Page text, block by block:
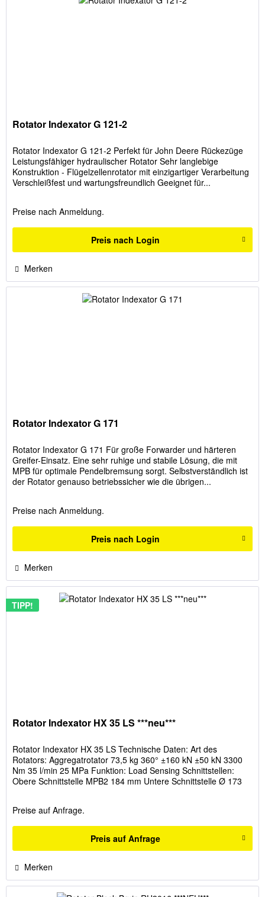
Rotator Indexator G 121-2
Rotator Indexator G 121-2 Perfekt für John Deere Rückezüge
Leistungsfähiger hydraulischer Rotator Sehr langlebige
Konstruktion - Flügelzellenrotator mit einzigartiger Verarbeitung
Verschleißfest und wartungsfreundlich Geeignet für...
Preise nach Anmeldung.
Preis nach Login
Merken
Rotator Indexator G 171
Rotator Indexator G 171 Für große Forwarder und härteren
Greifer-Einsatz. Eine sehr ruhige und stabile Lösung, die mit
MPB für optimale Pendelbremsung sorgt. Selbstverständlich ist
der Rotator genauso betriebssicher wie die übrigen...
Preise nach Anmeldung.
Preis nach Login
Merken
TIPP!
Rotator Indexator HX 35 LS ***neu***
Rotator Indexator HX 35 LS Technische Daten: Art des
Rotators: Aggregatrotator 73,5 kg 360° ±160 kN ±50 kN 3300
Nm 35 l/min 25 MPa Funktion: Load Sensing Schnittstellen:
Obere Schnittstelle MPB2 184 mm Untere Schnittstelle Ø 173
Preise auf Anfrage.
Preis auf Anfrage
Merken